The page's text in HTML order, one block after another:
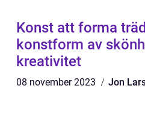
Konst att forma
konstform av
kreativitet
08 november 2023 Jon